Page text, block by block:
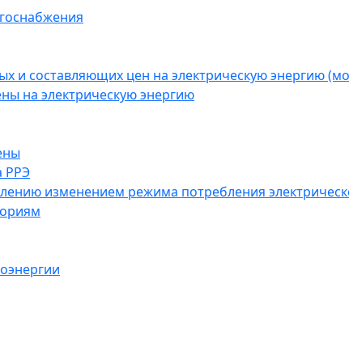
и составляющих цен на электрическую энергию
на электрическую энергию
РРЭ
изменением режима потребления